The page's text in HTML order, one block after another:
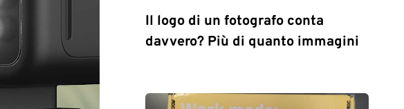
Il logo di un fotografo conta
davvero? Più di quanto immagini